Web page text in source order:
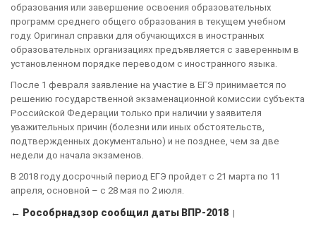
образования или завершение освоения образовательных
программ среднего общего образования в текущем учебном
году. Оригинал справки для обучающихся в иностранных
образовательных организациях предъявляется с заверенным в
установленном порядке переводом с иностранного языка.
После 1 февраля заявление на участие в ЕГЭ принимается по
решению государственной экзаменационной комиссии субъекта
Российской Федерации только при наличии у заявителя
уважительных причин (болезни или иных обстоятельств,
подтвержденных документально) и не позднее, чем за две
недели до начала экзаменов.
В 2018 году досрочный период ЕГЭ пройдет с 21 марта по 11
апреля, основной – с 28 мая по 2 июля.
← Рособрнадзор сообщил даты ВПР-2018